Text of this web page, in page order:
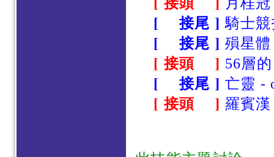
[ 接尾 ] 騎士
[ 接尾 ] 殞星
[ 接頭 ] 56層
[ 接尾 ] 亡靈 -
[ 接頭 ] 羅賓